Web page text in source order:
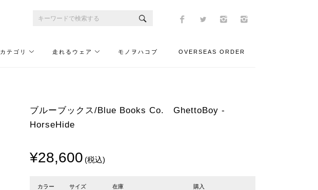
カテゴリ 走れるウェア モノヲハコブ OVERSEAS ORDER
ブルーブックス/Blue Books Co. GhettoBoy -
HorseHide
¥28,600 (税込)
カラー サイズ 在庫 購入